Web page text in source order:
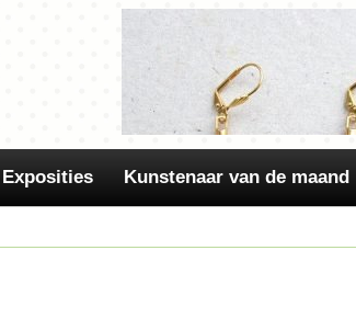
Exposities Kunstenaar van de maand